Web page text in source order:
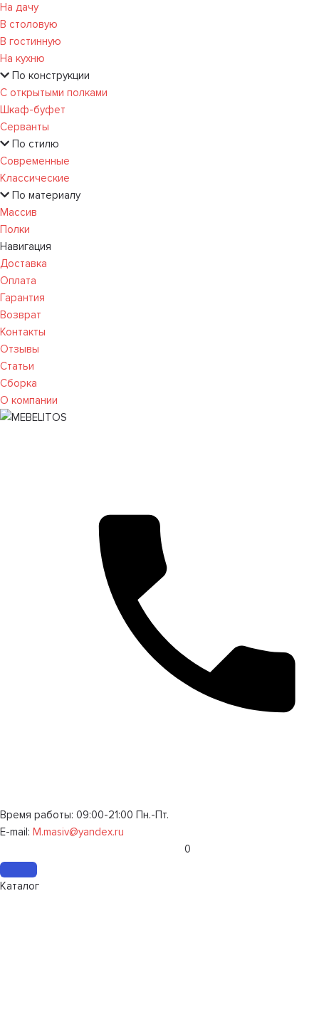
На дачу
В столовую
В гостинную
На кухню
По конструкции
С открытыми полками
Шкаф-буфет
Серванты
По стилю
Современные
Классические
По материалу
Массив
Полки
Навигация
Доставка
Оплата
Гарантия
Возврат
Контакты
Отзывы
Статьи
Сборка
О компании
Время работы: 09:00-21:00 Пн.-Пт.
E-mail: M.masiv@yandex.ru
0
Каталог